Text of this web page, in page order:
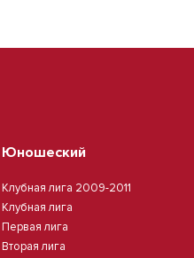
Юношеский
Клубная лига 2009-2011
Клубная лига
Первая лига
Вторая лига